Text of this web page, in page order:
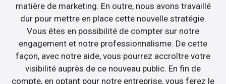
matière de marketing. En outre, nous avons travaillé
dur pour mettre en place cette nouvelle stratégie.
Vous êtes en possibilité de compter sur notre
engagement et notre professionnalisme. De cette
façon, avec notre aide, vous pourrez accroître votre
visibilité auprès de ce nouveau public. En fin de
compte, en optant pour notre entreprise, vous ferez le